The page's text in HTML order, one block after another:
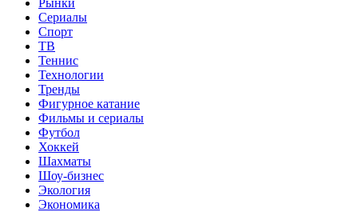
Сериалы
Спорт
ТВ
Теннис
Технологии
Тренды
Фигурное катание
Фильмы и сериалы
Футбол
Хоккей
Шахматы
Шоу-бизнес
Экология
Экономика